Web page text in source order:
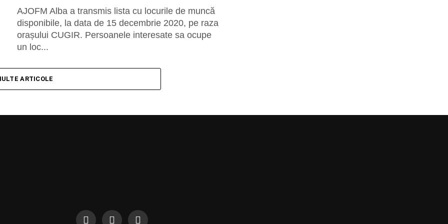
AJOFM Alba a transmis lista cu locurile de muncă
disponibile, la data de 15 decembrie 2020, pe raza
orașului CUGIR. Persoanele interesate sa ocupe
un loc...
ARTICOLE